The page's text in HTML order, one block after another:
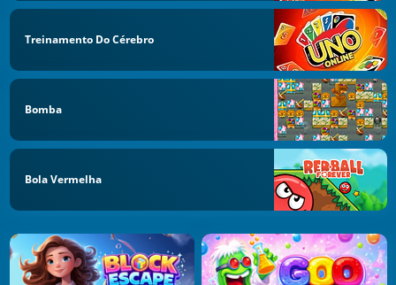
Treinamento Do Cérebro
Bomba
Bola Vermelha